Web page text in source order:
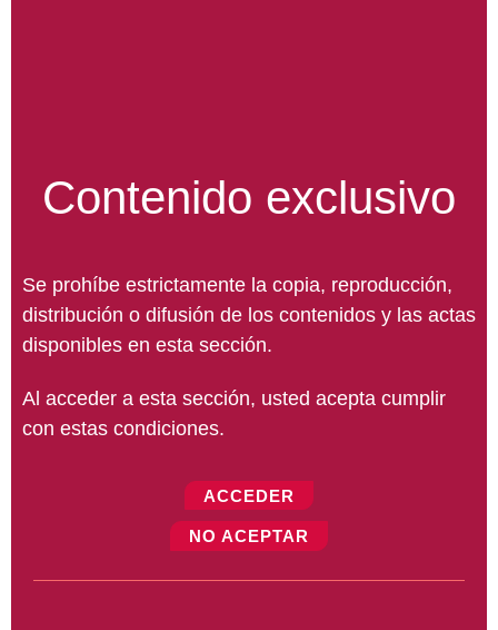
Contenido exclusivo
Se prohíbe estrictamente la copia, reproducción,
distribución o difusión de los contenidos y las actas
disponibles en esta sección.
Al acceder a esta sección, usted acepta cumplir
con estas condiciones.
ACCEDER
NO ACEPTAR